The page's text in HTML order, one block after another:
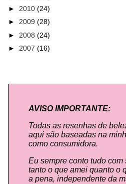
► 2010 (24)
► 2009 (28)
► 2008 (24)
► 2007 (16)
AVISO IMPORTANTE:
Todas as resenhas de
aqui são baseadas na
como consumidora.
Eu sempre conto tudo
tanto o que amei quanto o
a pena, independente da